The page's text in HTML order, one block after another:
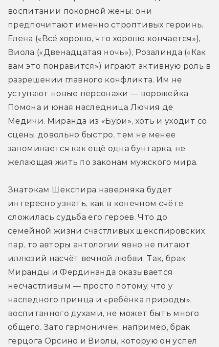
воспитании покорной жены: они
предпочитают именно строптивых героинь.
Елена («Всё хорошо, что хорошо кончается»),
Виола («Двенадцатая ночь»), Розалинда («Как
вам это понравится») играют активную роль в
разрешении главного конфликта. Им не
уступают новые персонажи — ворожейка
Помона и юная наследница Лючия де
Медичи. Миранда из «Бури», хоть и уходит со
сцены довольно быстро, тем не менее
запоминается как ещё одна бунтарка, не
желающая жить по законам мужского мира.
Знатокам Шекспира наверняка будет
интересно узнать, как в конечном счёте
сложилась судьба его героев. Что до
семейной жизни счастливых шекспировских
пар, то авторы антологии явно не питают
иллюзий насчёт вечной любви. Так, брак
Миранды и Фердинанда оказывается
несчастливым — просто потому, что у
наследного принца и «ребёнка природы»,
воспитанного духами, не может быть много
общего. Зато гармоничен, например, брак
герцога Орсино и Виолы, которую он успел